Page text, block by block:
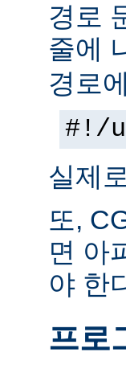
경로
줄에
경로
#!/
실제
또,
면 아
야 한
프로